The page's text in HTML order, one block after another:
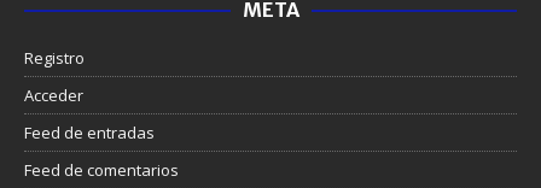
META
Registro
Acceder
Feed de entradas
Feed de comentarios